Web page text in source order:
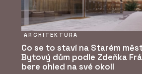
ARCHITEKTURA
Co se to staví na Starém
Bytový dům podle Zdeňka
bere ohled na své okolí